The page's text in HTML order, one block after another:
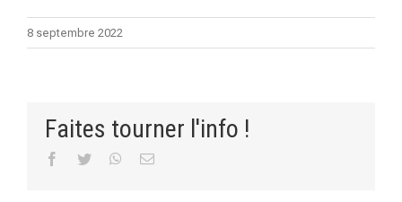
8 septembre 2022
Faites tourner l'info !
Facebook
Twitter WhatsApp
Email